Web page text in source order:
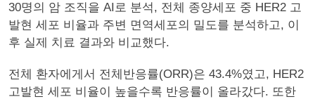
30명의 암 조직을 AI로 분석, 전체 종양세포 중 HER2 고
발현 세포 비율과 주변 면역세포의 밀도를 분석하고, 이
후 실제 치료 결과와 비교했다.
전체 환자에게서 전체반응률(ORR)은 43.4%였고, HER2
고발현 세포 비율이 높을수록 반응률이 올라갔다. 또한